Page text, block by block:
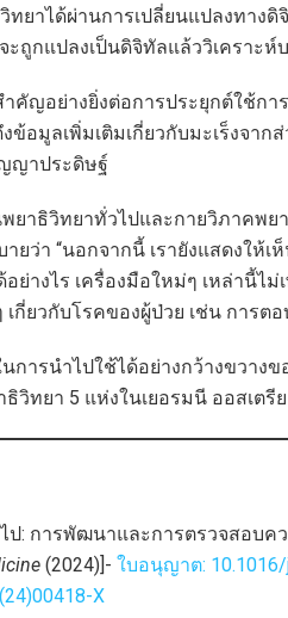
ยาได้ผ่านการเปลี่ยนแปลงทาง
ะถูกแปลงเป็นดิจิทัลแล้ววิเคราะ
คัญอย่างยิ่งต่อการประยุกต์ใช้ก
อมูลเพิ่มเติมเกี่ยวกับมะเร็งจาก
ญาประดิษฐ์
ยาธิวิทยาทั่วไปและกายวิภาคพ
ยว่า “นอกจากนี้ เรายังแสดงใ
ย่างไร เครื่องมือใหม่ๆ เหล่านี้
กี่ยวกับโรคของผู้ป่วย เช่น การต
การนำไปใช้ได้อย่างกว้างขวาง
วิทยา 5 แห่งในเยอรมนี ออสเตรี
ป: การพัฒนาและการตรวจสอบ
(2024)]- ใบอนุญาต: 10.1016/
X